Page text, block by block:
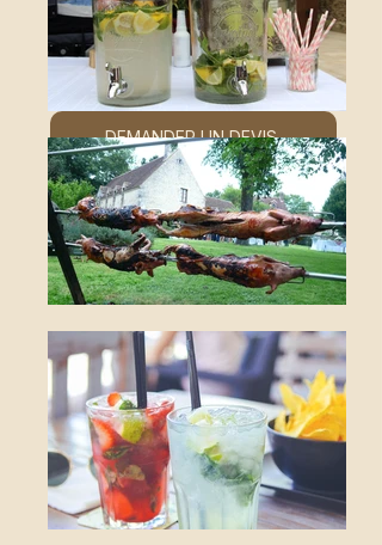
DEMANDER UN DEVIS